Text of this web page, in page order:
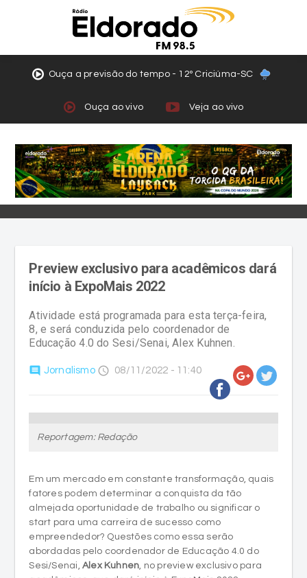
Ouça a previsão do tempo - 12º Criciúma-SC
Ouça ao vivo Veja ao vivo
Preview exclusivo para acadêmicos dará
início à ExpoMais 2022
Atividade está programada para esta terça-feira,
8, e será conduzida pelo coordenador de
Educação 4.0 do Sesi/Senai, Alex Kuhnen.
comment Jornalismo access_time 08/11/2022 - 11:40
Reportagem: Redação
Em um mercado em constante transformação, quais
fatores podem determinar a conquista da tão
almejada oportunidade de trabalho ou significar o
start para uma carreira de sucesso como
empreendedor? Questões como essa serão
abordadas pelo coordenador de Educação 4.0 do
Sesi/Senai, Alex Kuhnen , no preview exclusivo para